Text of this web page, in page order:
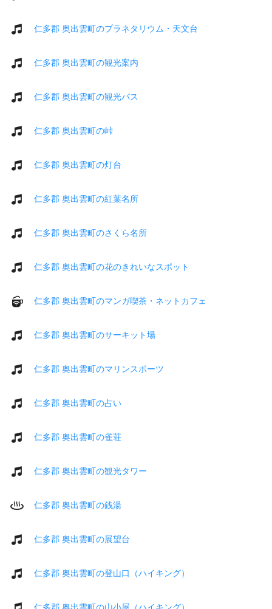
仁多郡 奥出雲町のプラネタリウム・天文台
仁多郡 奥出雲町の観光案内
仁多郡 奥出雲町の観光バス
仁多郡 奥出雲町の峠
仁多郡 奥出雲町の灯台
仁多郡 奥出雲町の紅葉名所
仁多郡 奥出雲町のさくら名所
仁多郡 奥出雲町の花のきれいなスポット
仁多郡 奥出雲町のマンガ喫茶・ネットカフェ
仁多郡 奥出雲町のサーキット場
仁多郡 奥出雲町のマリンスポーツ
仁多郡 奥出雲町の占い
仁多郡 奥出雲町の雀荘
仁多郡 奥出雲町の観光タワー
仁多郡 奥出雲町の銭湯
仁多郡 奥出雲町の展望台
仁多郡 奥出雲町の登山口（ハイキング）
仁多郡 奥出雲町の山小屋（ハイキング）